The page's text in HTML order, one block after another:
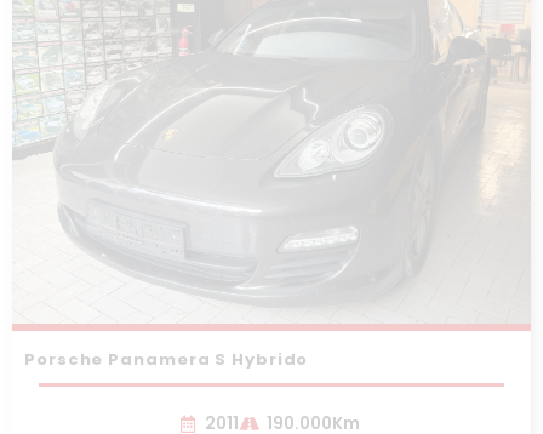
Porsche Panamera S Hybrido
2011
190.000Km